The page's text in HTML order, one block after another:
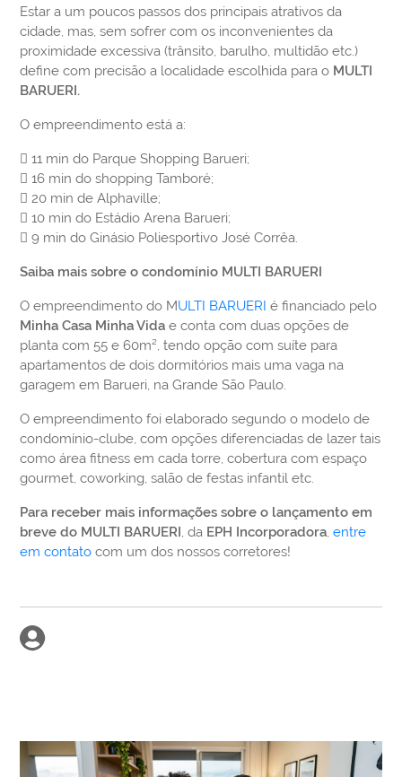
Estar a um poucos passos dos principais atrativos da
cidade, mas, sem sofrer com os inconvenientes da
proximidade excessiva (trânsito, barulho, multidão etc.)
define com precisão a localidade escolhida para o MULTI
BARUERI.
O empreendimento está a:
 11 min do Parque Shopping Barueri;
 16 min do shopping Tamboré;
 20 min de Alphaville;
 10 min do Estádio Arena Barueri;
 9 min do Ginásio Poliesportivo José Corrêa.
Saiba mais sobre o condomínio MULTI BARUERI
O empreendimento do MULTI BARUERI é financiado pelo
Minha Casa Minha Vida e conta com duas opções de
planta com 55 e 60m², tendo opção com suíte para
apartamentos de dois dormitórios mais uma vaga na
garagem em Barueri, na Grande São Paulo.
O empreendimento foi elaborado segundo o modelo de
condomínio-clube, com opções diferenciadas de lazer tais
como área fitness em cada torre, cobertura com espaço
gourmet, coworking, salão de festas infantil etc.
Para receber mais informações sobre o lançamento em
breve do MULTI
BARUERI , da EPH Incorporadora,entre
em contato com um dos nossos corretores!